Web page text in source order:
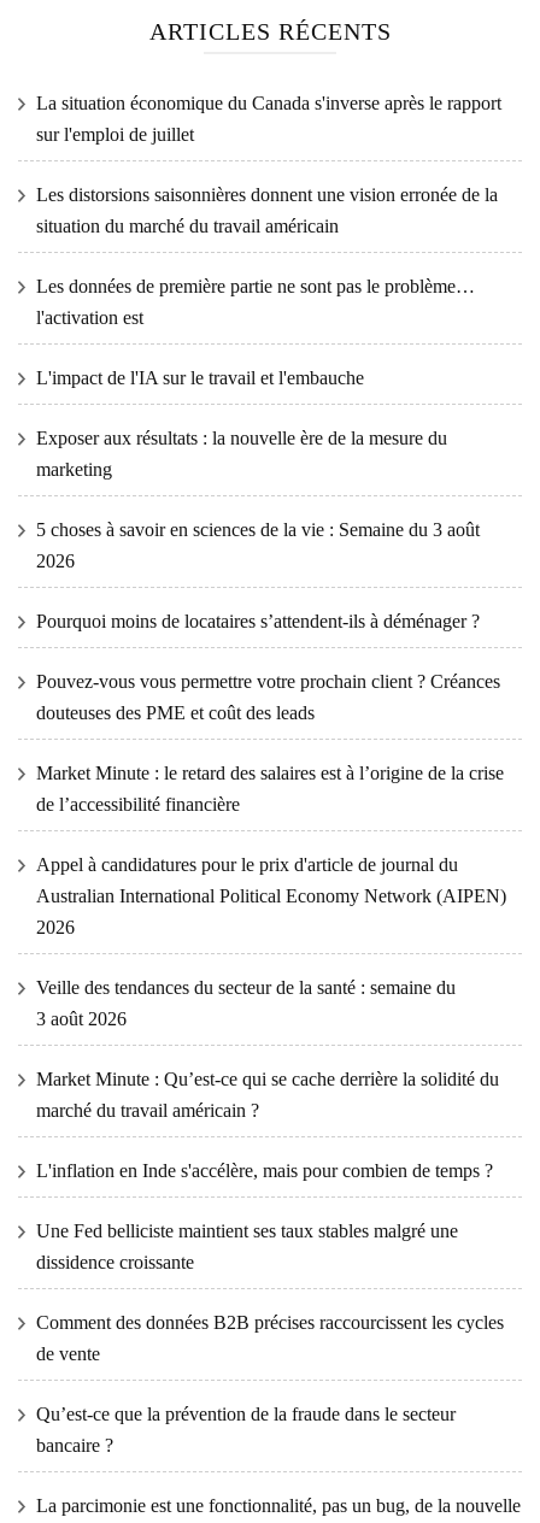
ARTICLES RÉCENTS
La situation économique du Canada s'inverse après le rapport
sur l'emploi de juillet
Les distorsions saisonnières donnent une vision erronée de la
situation du marché du travail américain
Les données de première partie ne sont pas le problème…
l'activation est
L'impact de l'IA sur le travail et l'embauche
Exposer aux résultats : la nouvelle ère de la mesure du
marketing
5 choses à savoir en sciences de la vie : Semaine du 3 août
2026
Pourquoi moins de locataires s’attendent-ils à déménager ?
Pouvez-vous vous permettre votre prochain client ? Créances
douteuses des PME et coût des leads
Market Minute : le retard des salaires est à l’origine de la crise
de l’accessibilité financière
Appel à candidatures pour le prix d'article de journal du
Australian International Political Economy Network (AIPEN)
2026
Veille des tendances du secteur de la santé : semaine du
3 août 2026
Market Minute : Qu’est-ce qui se cache derrière la solidité du
marché du travail américain ?
L'inflation en Inde s'accélère, mais pour combien de temps ?
Une Fed belliciste maintient ses taux stables malgré une
dissidence croissante
Comment des données B2B précises raccourcissent les cycles
de vente
Qu’est-ce que la prévention de la fraude dans le secteur
bancaire ?
La parcimonie est une fonctionnalité, pas un bug, de la nouvelle